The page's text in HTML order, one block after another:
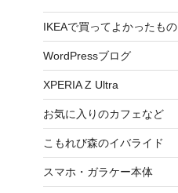
IKEAで買ってよかったもの
WordPressブログ
XPERIA Z Ultra
お気に入りのカフェなど
こもれび森のイバライド
スマホ・ガラケー本体